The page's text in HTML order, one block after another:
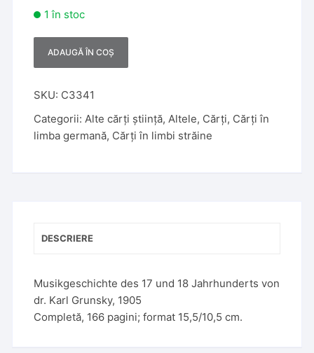
1 în stoc
ADAUGĂ ÎN COȘ
t
SKU: C3341
Categorii:Alte cărți știință,Altele, Cărți, Cărți în
limba germană, Cărți în limbi străine
DESCRIERE
Musikgeschichte des 17 und 18 Jahrhunderts von
dr. Karl Grunsky, 1905
Completă, 166 pagini; format 15,5/10,5 cm.